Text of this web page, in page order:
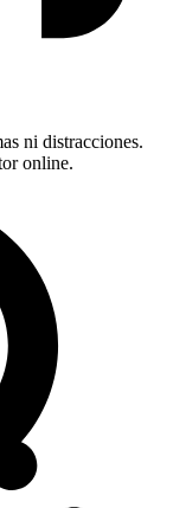
ni distracciones.
online.